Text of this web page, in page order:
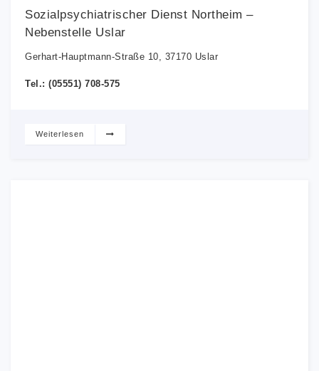
Sozialpsychiatrischer Dienst Northeim –
Nebenstelle Uslar
Gerhart-Hauptmann-Straße 10, 37170 Uslar
Tel.: (05551) 708-575
Weiterlesen